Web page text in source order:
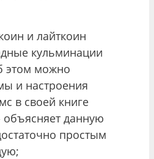
и лайткоин
кульминации
этом можно
и настроения
в своей книге
объясняет данную
простым